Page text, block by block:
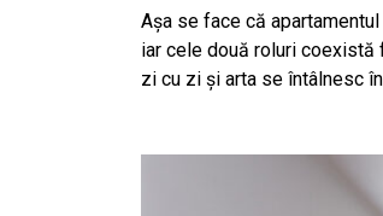
Așa se face că
iar cele două roluri coexistă
zi cu zi și arta se întâlnesc